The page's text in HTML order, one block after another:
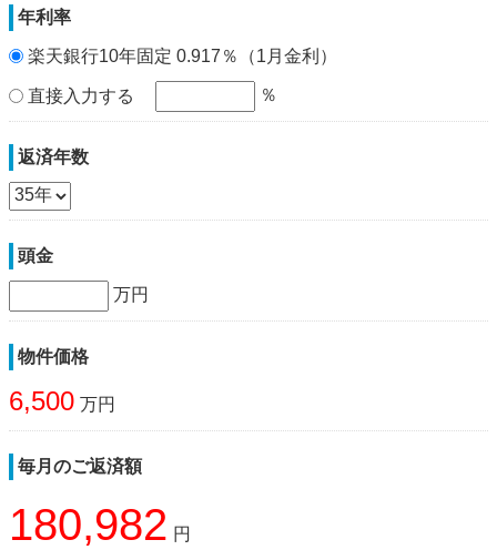
年利率
楽天銀行10年固定 0.917％（1月金利）
直接入力する ％
返済年数
頭金
万円
物件価格
6,500 万円
毎月のご返済額
180,982 円